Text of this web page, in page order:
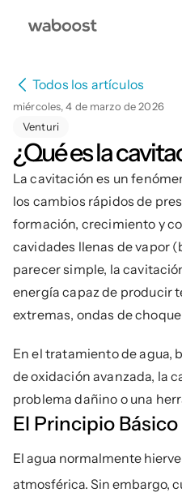
Todos los artículos
miércoles, 4 de marzo de 2026
Venturi
¿Qué es la
La cavitación es un
los cambios rápidos de
formación, crecimiento y
cavidades llenas de vapor
parecer simple, la
energía capaz de producir
extremas, ondas de
En el tratamiento de agua,
de oxidación avanzada, la
problema dañino o una
El Principio Básico
El agua normalmente
atmosférica. Sin embargo,